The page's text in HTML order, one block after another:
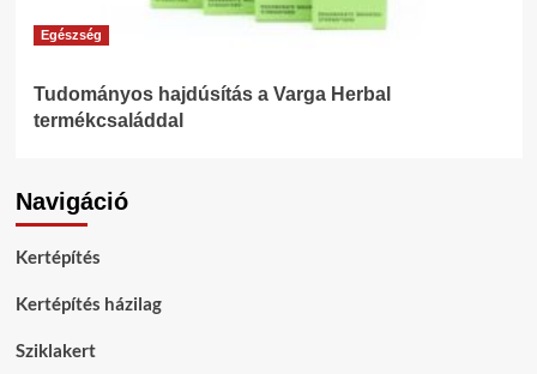
Egészség
Tudományos hajdúsítás a Varga Herbal
termékcsaláddal
Navigáció
Kertépítés
Kertépítés házilag
Sziklakert